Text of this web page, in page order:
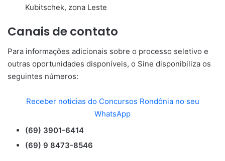
Kubitschek, zona Leste
Canais de contato
Para informações adicionais sobre o processo seletivo e
outras oportunidades disponíveis, o Sine disponibiliza os
seguintes números:
Receber noticias do Concursos Rondônia no seu
WhatsApp
(69) 3901-6414
(69) 9 8473-8546